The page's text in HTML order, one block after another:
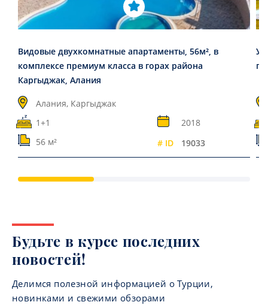
Видовые двухкомнатные апартаменты, 56м², в
комплексе премиум класса в горах района
Каргыджак, Алания
Алания, Каргыджак
1+1
2018
56 м²
# ID 19033
Будьте в курсе последних
новостей!
Делимся полезной информацией о Турции,
новинками и свежими обзорами